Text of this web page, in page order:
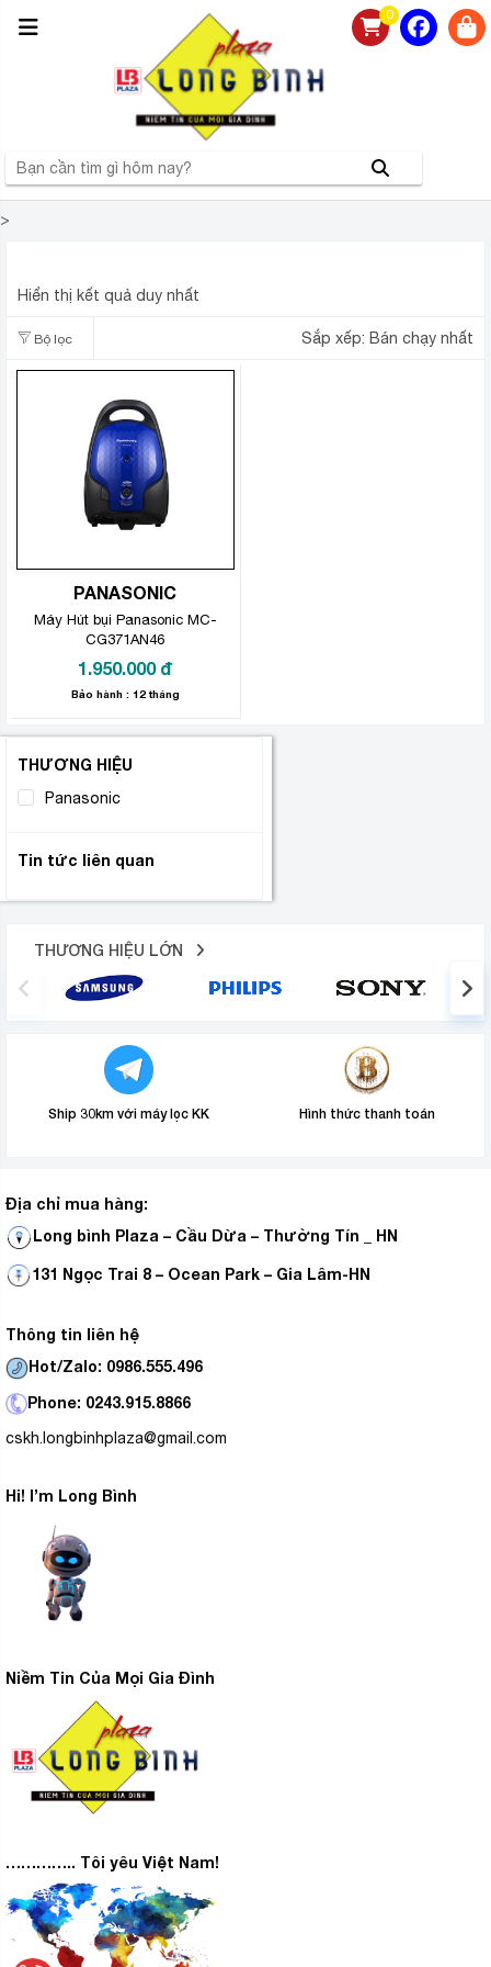
0
>
Hiển thị kết quả duy nhất
Bộ lọc Sắp xếp: Bán chạy nhất
PANASONIC
Máy Hút bụi Panasonic MC-
CG371AN46
1.950.000 đ
Bảo hành : 12 tháng
THƯƠNG HIỆU
Panasonic
Tin tức liên quan
THƯƠNG HIỆU LỚN
Ship 30km với máy lọc KK Hình thức thanh toán
Địa chỉ mua hàng:
Long bình Plaza – Cầu Dừa – Thường Tín _ HN
131 Ngọc Trai 8 – Ocean Park – Gia Lâm-HN
Thông tin liên hệ
Hot/Zalo: 0986.555.496
Phone: 0243.915.8866
cskh.longbinhplaza@gmail.com
Hi! I’m Long Bình
Niềm Tin Của Mọi Gia Đình
………….. Tôi yêu Việt Nam!